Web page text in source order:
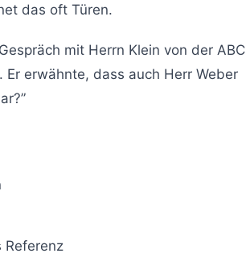
das oft Türen.
mit Herrn Klein von der ABC
erwähnte, dass auch Herr Weber
Referenz